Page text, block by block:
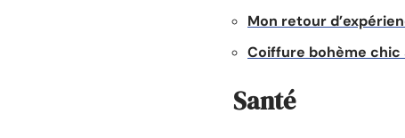
Mon retour
Coiffure bohème
Santé